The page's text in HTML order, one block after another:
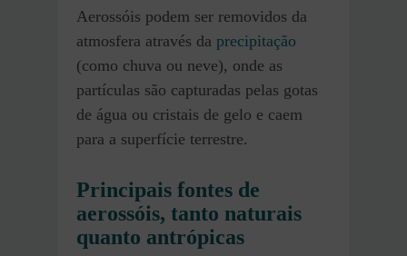
Aerossóis podem ser removidos da
atmosfera através da precipitação
(como chuva ou neve), onde as
partículas são capturadas pelas gotas
de água ou cristais de gelo e caem
para a superfície terrestre.
Principais fontes de
aerossóis, tanto naturais
quanto antrópicas